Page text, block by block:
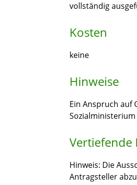
vollständig
Kosten
keine
Hinweise
Ein Anspruch auf
Hinweis: Die
Antragsteller